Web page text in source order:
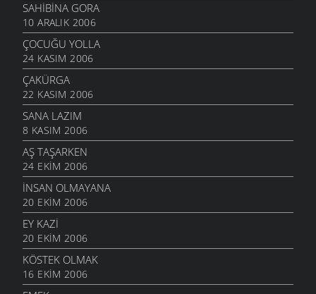
SAHIBINA GORA
10 ARALIK 2006
ÇOCUĞU YOLLA
24 KASIM 2006
ÇAKÜRGA
22 KASIM 2006
SANA LAZIM
8 KASIM 2006
AŞ TAŞARKEN
24 EKIM 2006
İNSAN OLMAYANA
20 EKIM 2006
EY KAZI
20 EKIM 2006
KÖSTEK OLMAK
16 EKIM 2006